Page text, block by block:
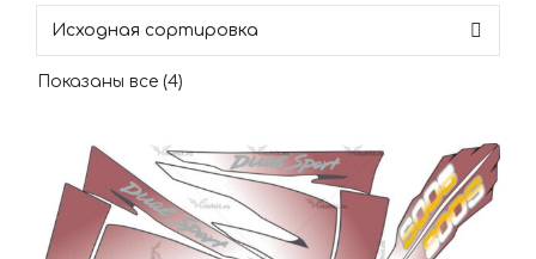
Показаны все (4)
Этот
товар
имеет
несколько